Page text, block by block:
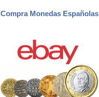
Compra Monedas Españolas